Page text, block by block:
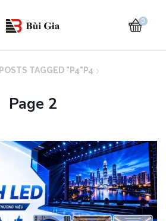
0
POSTS TAGGED "P4" P4
Page 2